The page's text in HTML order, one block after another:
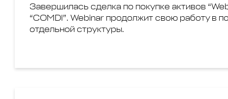
Завершилась сделка по покупке активов
“COMDI”. Webinar продолжит свою работу в
отдельной структуры.